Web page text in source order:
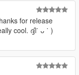
for release
cool. ദ്ദി˙ ᴗ ˙ )